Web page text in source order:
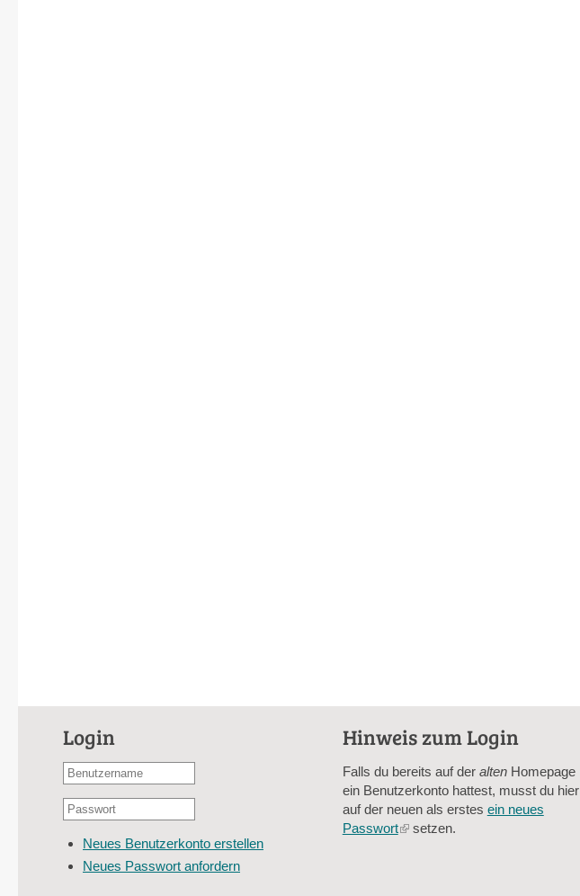
Login
Benutzername
E-
Adresse
Passwort
Neues Benutzerkonto erstellen
Neues Passwort anfordern
Hinweis zum Login
Falls du bereits auf der altenHomepage
ein Benutzerkonto hattest, musst du hier
auf der neuen als erstes ein neues
Passwort(linksetzen.